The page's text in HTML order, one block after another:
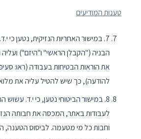
טענות המודיעים
7. במישור האחריות הנזיקית, נטען כי
הבניה ("הקבלן הראשי" ו"היזם")
להודעה), כך שיש להטיל עליה את
8. במישור הביטוחי נטען, כי י.ד. עשוש
לעבודות באתר, המכסה את חבותה
וחבות כל מי מטעמה. לביסוס הטענה,